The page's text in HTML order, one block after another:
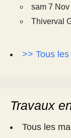
sam 7
Thiverval
>> Tous
Travaux
Tous les